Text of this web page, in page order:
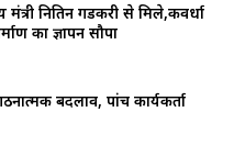
नितिन गडकरी से मिले,कवर्धा
का ज्ञापन सौपा
बदलाव, पांच कार्यकर्ता